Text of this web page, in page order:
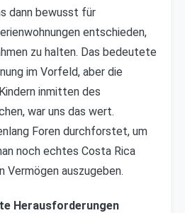
dann bewusst für
entschieden,
zu halten. Das bedeutete
im Vorfeld, aber die
inmitten des
war uns das wert.
Foren durchforstet, um
noch echtes Costa Rica
Vermögen auszugeben.
Herausforderungen